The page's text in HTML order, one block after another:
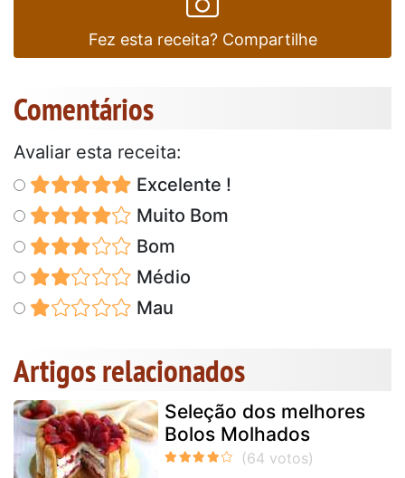
Fez esta receita? Compartilhe
Comentários
Avaliar esta receita:
Excelente !
Muito Bom
Bom
Médio
Mau
Artigos relacionados
Seleção dos melhores
Bolos Molhados